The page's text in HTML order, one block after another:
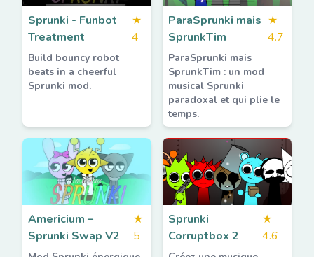
Sprunki - Funbot
Treatment
★
4
Build bouncy robot
beats in a cheerful
Sprunki mod.
ParaSprunki mais
SprunkTim
★
4.7
ParaSprunki mais
SprunkTim : un mod
musical Sprunki
paradoxal et qui plie le
temps.
Americium –
Sprunki Swap V2
★
5
Sprunki
Corruptbox 2
★
4.6